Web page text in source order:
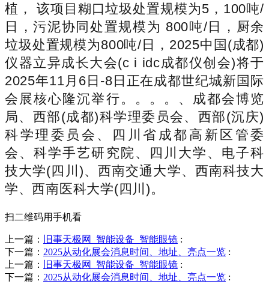
植， 该项目糊口垃圾处置规模为5，100吨/
日，污泥协同处置规模为 800吨/日，厨余
垃圾处置规模为800吨/日，2025中国(成都)
仪器立异成长大会(c i idc成都仪创会)将于
2025年11月6日-8日正在成都世纪城新国际
会展核心隆沉举行。。。。、成都会博览
局、西部(成都)科学理委员会、西部(沉庆)
科学理委员会、四川省成都高新区管委
会、科学手艺研究院、四川大学、电子科
技大学(四川)、西南交通大学、西南科技大
学、西南医科大学(四川)。
扫二维码用手机看
上一篇： 旧事天极网_智能设备_智能眼镜 :
下一篇： 2025从动化展会消息时间、地址、亮点一览 :
上一篇：
旧事天极网_智能设备_智能眼镜 :
下一篇： 2025从动化展会消息时间、地址、亮点一览 :